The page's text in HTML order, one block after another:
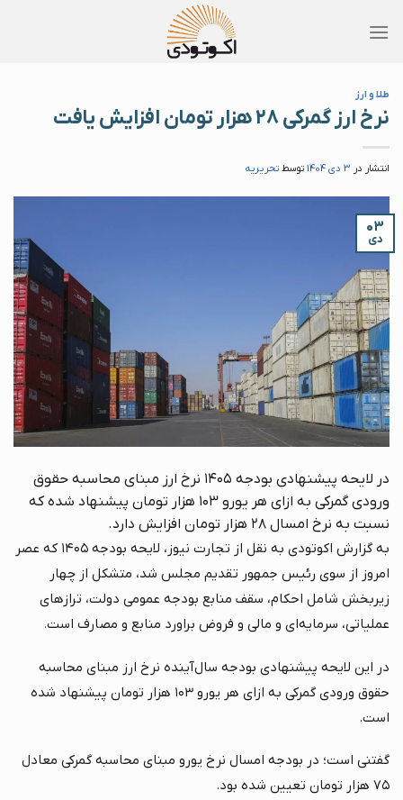
طلا و ارز
نرخ ارز گمرکی ۲۸ هزار تومان افزایش یافت
انتشار در 3 دی 1404 توسط تحریریه
۰۳
دی
در لایحه پیشنهادی بودجه ۱۴۰۵ نرخ ارز مبنای محاسبه حقوق
ورودی گمرکی به ازای هر یورو ۱۰۳ هزار تومان پیشنهاد شده که
نسبت به نرخ امسال ۲۸ هزار تومان افزایش دارد.
به گزارش اکوتودی به نقل از تجارت نیوز، لایحه بودجه ۱۴۰۵ که عصر
امروز از سوی رئیس جمهور تقدیم مجلس شد، متشکل از چهار
زیربخش شامل احکام، سقف منابع بودجه عمومی دولت، ترازهای
عملیاتی، سرمایه‌ای و مالی و فروض براورد منابع و مصارف است.
در این لایحه پیشنهادی بودجه سال‌آینده نرخ ارز مبنای محاسبه
حقوق ورودی گمرکی به ازای هر یورو ۱۰۳ هزار تومان پیشنهاد شده
است.
گفتنی است؛ در بودجه امسال نرخ یورو مبنای محاسبه گمرکی معادل
۷۵ هزار تومان تعیین شده بود.